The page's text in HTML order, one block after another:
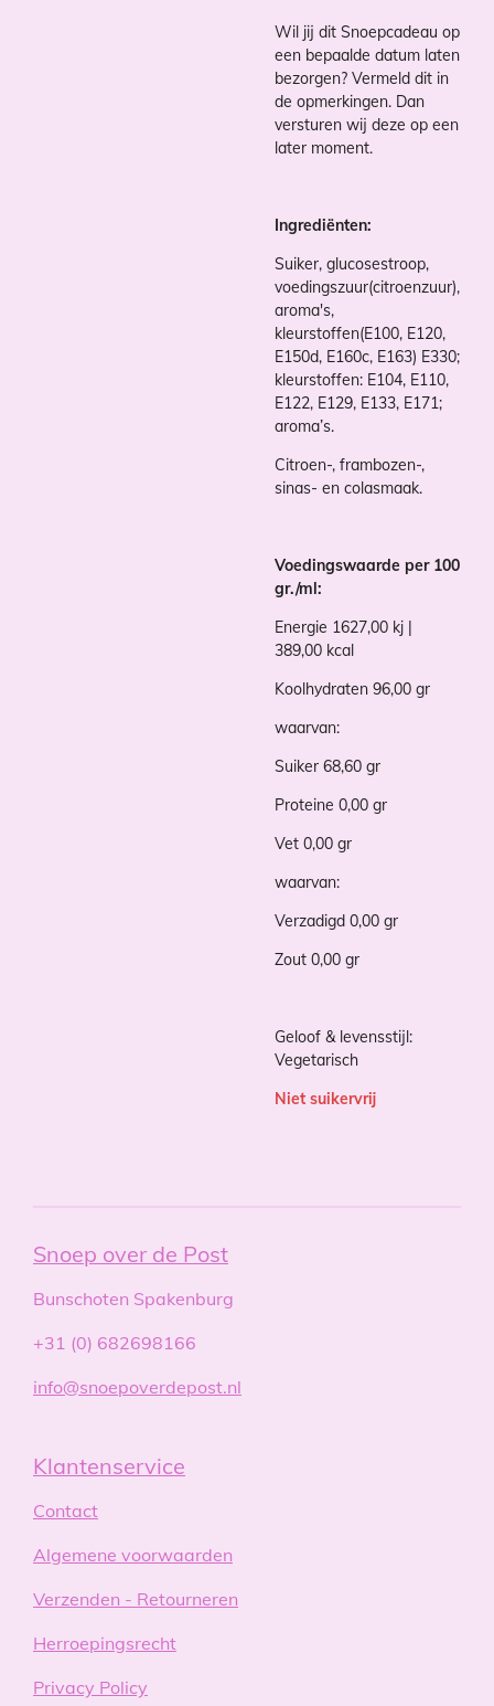
Wil jij dit Snoepcadeau op
een bepaalde datum laten
bezorgen? Vermeld dit in
de opmerkingen. Dan
versturen wij deze op een
later moment.
Ingrediënten:
Suiker, glucosestroop,
voedingszuur(citroenzuur),
aroma's,
kleurstoffen(E100, E120,
E150d, E160c, E163) E330;
kleurstoffen: E104, E110,
E122, E129, E133, E171;
aroma’s.
Citroen-, frambozen-,
sinas- en colasmaak.
Voedingswaarde per 100
gr./ml:
Energie 1627,00 kj |
389,00 kcal
Koolhydraten 96,00 gr
waarvan:
Suiker 68,60 gr
Proteine 0,00 gr
Vet 0,00 gr
waarvan:
Verzadigd 0,00 gr
Zout 0,00 gr
Geloof & levensstijl:
Vegetarisch
Niet suikervrij
Snoep over de Post
Bunschoten Spakenburg
+31 (0) 682698166
info@snoepoverdepost.nl
Klantenservice
Contact
Algemene voorwaarden
Verzenden - Retourneren
Herroepingsrecht
Privacy Policy